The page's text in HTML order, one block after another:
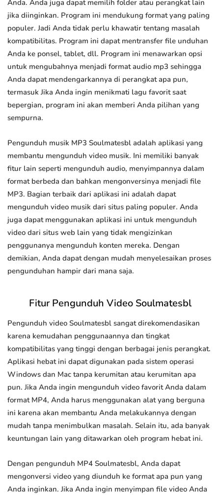
Anda. Anda juga dapat memilih folder atau perangkat lain
jika diinginkan. Program ini mendukung format yang paling
populer. Jadi Anda tidak perlu khawatir tentang masalah
kompatibilitas. Program ini dapat mentransfer file unduhan
Anda ke ponsel, tablet, dll. Program ini menawarkan opsi
untuk mengubahnya menjadi format audio mp3 sehingga
Anda dapat mendengarkannya di perangkat apa pun,
termasuk Jika Anda ingin menikmati lagu favorit saat
bepergian, program ini akan memberi Anda pilihan yang
sempurna.
Pengunduh musik MP3 Soulmatesbl adalah aplikasi yang
membantu mengunduh video musik. Ini memiliki banyak
fitur lain seperti mengunduh audio, menyimpannya dalam
format berbeda dan bahkan mengonversinya menjadi file
MP3. Bagian terbaik dari aplikasi ini adalah dapat
mengunduh video musik dari situs paling populer. Anda
juga dapat menggunakan aplikasi ini untuk mengunduh
video dari situs web lain yang tidak mengizinkan
penggunanya mengunduh konten mereka. Dengan
demikian, Anda dapat dengan mudah menyelesaikan proses
pengunduhan hampir dari mana saja.
Fitur Pengunduh Video Soulmatesbl
Pengunduh video Soulmatesbl sangat direkomendasikan
karena kemudahan penggunaannya dan tingkat
kompatibilitas yang tinggi dengan berbagai jenis perangkat.
Aplikasi hebat ini dapat digunakan pada sistem operasi
Windows dan Mac tanpa kerumitan atau kerumitan apa
pun. Jika Anda ingin mengunduh video favorit Anda dalam
format MP4, Anda harus menggunakan alat yang berguna
ini karena akan membantu Anda melakukannya dengan
mudah tanpa menimbulkan masalah. Selain itu, ada banyak
keuntungan lain yang ditawarkan oleh program hebat ini.
Dengan pengunduh MP4 Soulmatesbl, Anda dapat
mengonversi video yang diunduh ke format apa pun yang
Anda inginkan. Jika Anda ingin menyimpan file video Anda